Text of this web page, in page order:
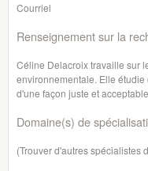
Courriel
Renseignement sur la
Céline Delacroix travaille sur
environnementale. Elle
d'une façon juste et
Domaine(s) de
(Trouver d'autres spécialistes